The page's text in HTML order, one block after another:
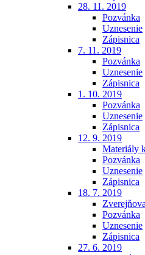
28. 11. 2019
Pozvánka
Uznesenie
Zápisnica
7. 11. 2019
Pozvánka
Uznesenie
Zápisnica
1. 10. 2019
Pozvánka
Uznesenie
Zápisnica
12. 9. 2019
Materiály
Pozvánka
Uznesenie
Zápisnica
18. 7. 2019
Pozvánka
Uznesenie
Zápisnica
27. 6. 2019